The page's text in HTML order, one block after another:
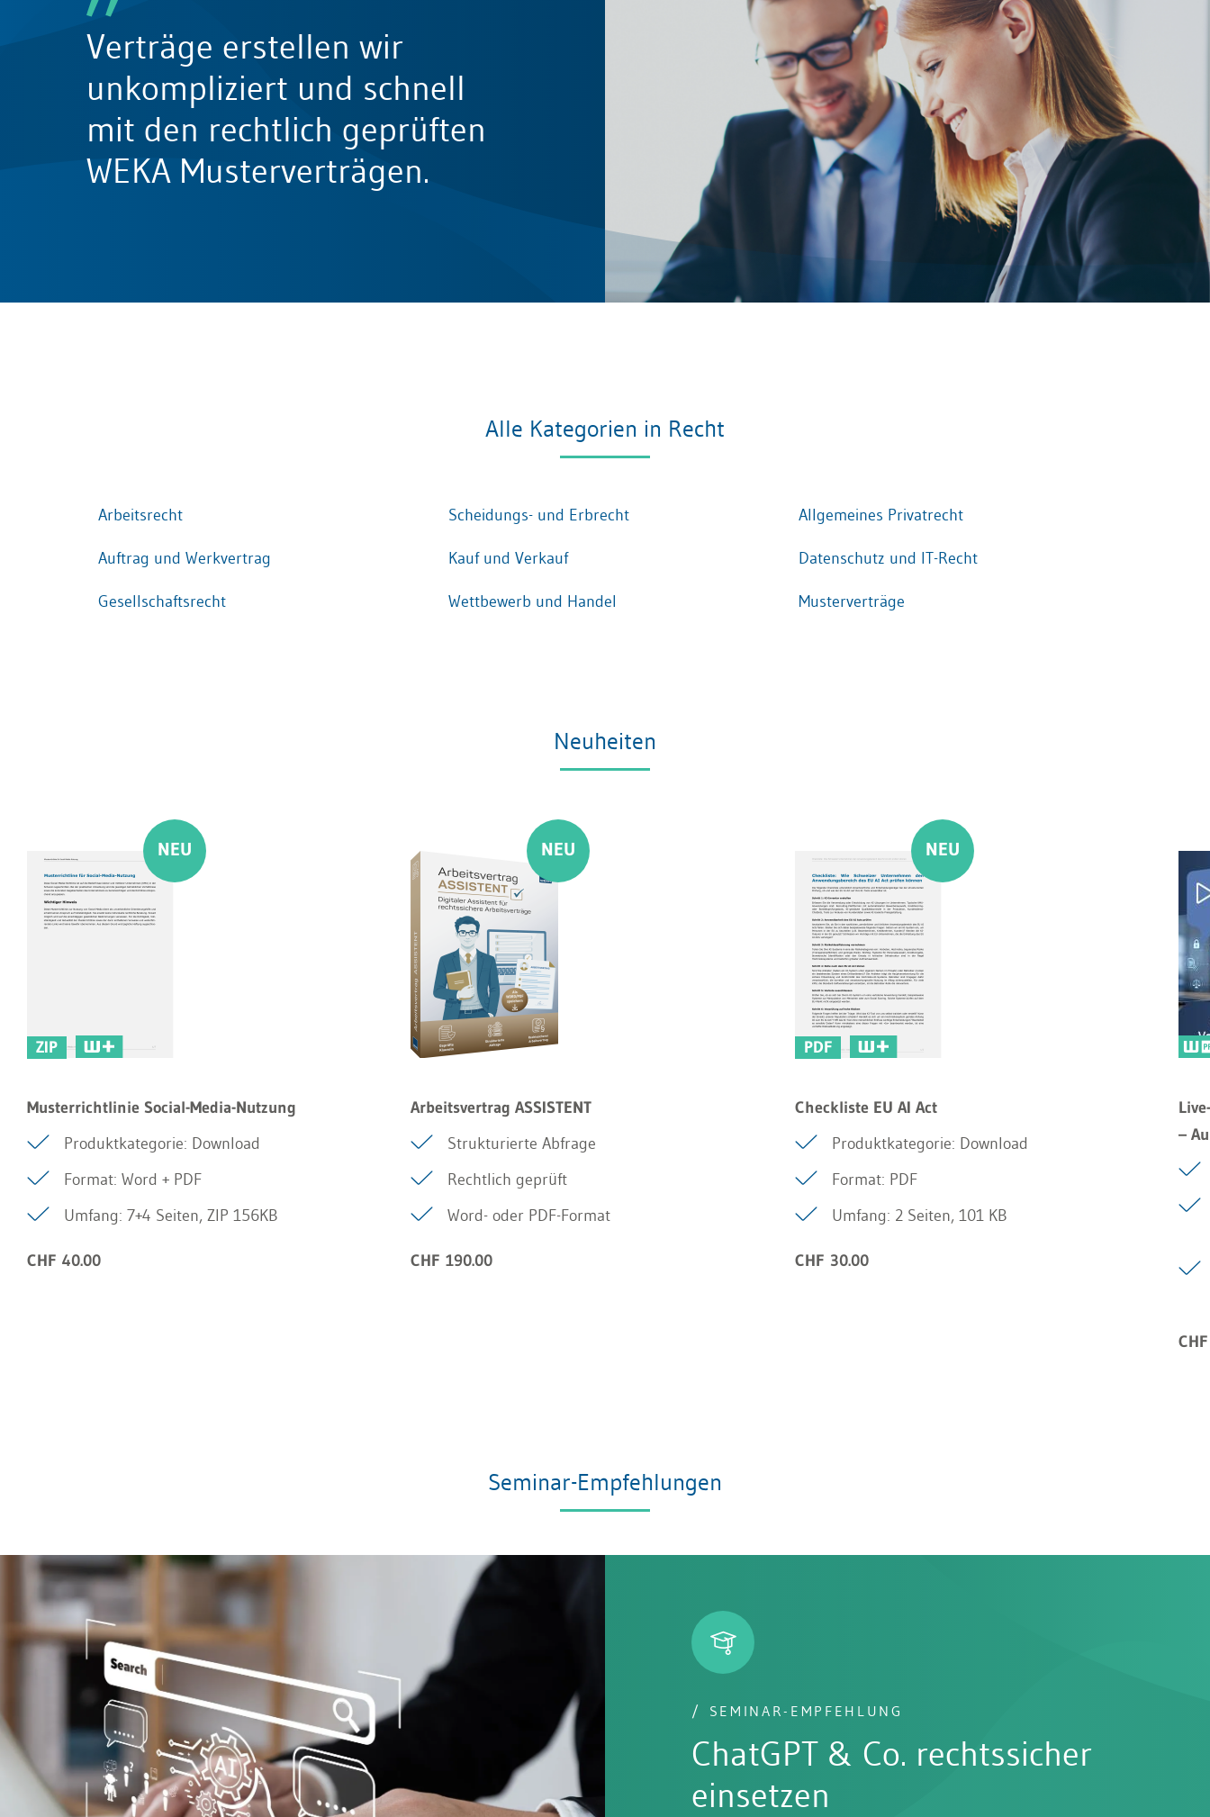
Bau & Immobilien
Allgemeines Privatrecht
Datenschutz und IT-Recht
Musterverträge
Verträge erstellen wir
unkompliziert und schnell
mit den rechtlich geprüften
WEKA Musterverträgen.
Alle Kategorien in Recht
Arbeitsrecht
Auftrag und Werkvertrag
Gesellschaftsrecht
Scheidungs- und Erbrecht
Kauf und Verkauf
Wettbewerb und Handel
Allgemeines Privatrecht
Datenschutz und IT-Recht
Musterverträge
Neuheiten
ZIP
Musterrichtlinie Social-Media-Nutzung
Produktkategorie: Download
Format: Word + PDF
Umfang: 7+4 Seiten, ZIP 156KB
CHF 40.00
Arbeitsvertrag ASSISTENT
Strukturierte Abfrage
Rechtlich geprüft
Word- oder PDF-Format
CHF 190.00
PDF
Checkliste EU AI Act
Produktkategorie: Download
Format: PDF
Umfang: 2 Seiten, 101 KB
CHF 30.00
–
Seminar-Empfehlungen
SEMINAR-EMPFEHLUNG
Crashkurs Erbrecht und
Willensvollstreckung